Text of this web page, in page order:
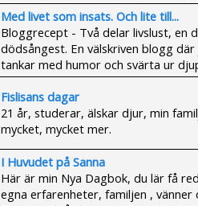
Med livet som insats. Och lite till...
Bloggrecept - Två delar livslust, en
dödsångest. En välskriven blogg
tankar med humor och svärta ur
Fislisans dagar
21 år, studerar, älskar djur, min
mycket, mycket mer.
I Huvudet på Sanna
Här är min Nya Dagbok, du lär få
egna erfarenheter, familjen , vänner